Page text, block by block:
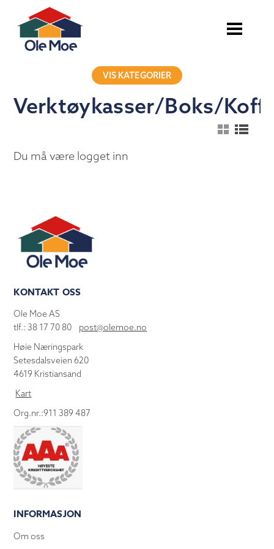
VIS KATEGORIER
Verktøykasser/Boks/
Du må være logget inn
KONTAKT OSS
Ole Moe AS
tlf.: 38 17 70 80 post@olemoe.no
Høie Næringspark
Setesdalsveien 620
4619 Kristiansand
Kart
Org.nr.:911 389 487
INFORMASJON
Om oss